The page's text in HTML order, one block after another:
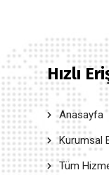
Hızlı
Anasayfa
Kurumsal
Tüm